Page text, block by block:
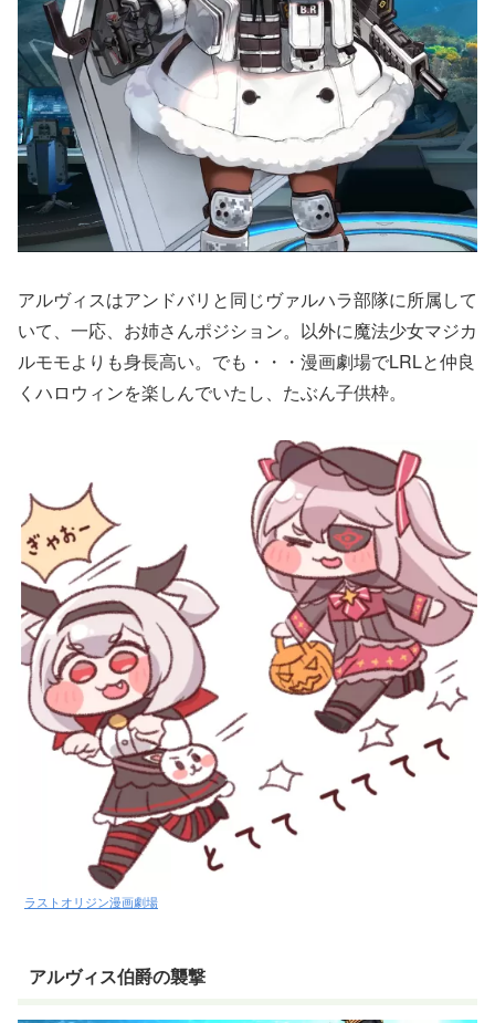
アルヴィスはアンドバリと同じヴァルハラ部隊に所属して
いて、一応、お姉さんポジション。以外に魔法少女マジカ
ルモモよりも身長高い。でも・・・漫画劇場でLRLと仲良
くハロウィンを楽しんでいたし、たぶん子供枠。
ラストオリジン漫画劇場
アルヴィス伯爵の襲撃